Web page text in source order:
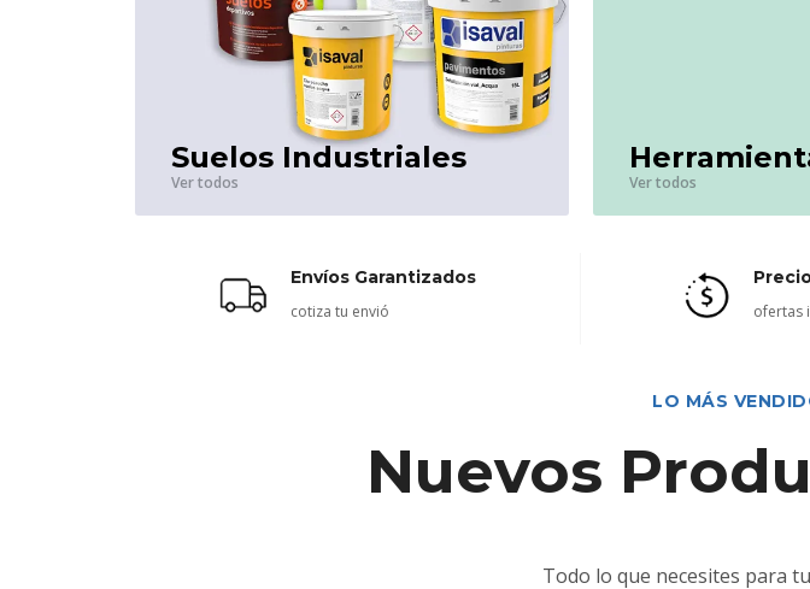
Suelos Industriales
Ver todos Ver todos
Envíos Garantizados
cotiza tu envió ofertas
LO MÁS
Nuevos
Todo lo que necesites para